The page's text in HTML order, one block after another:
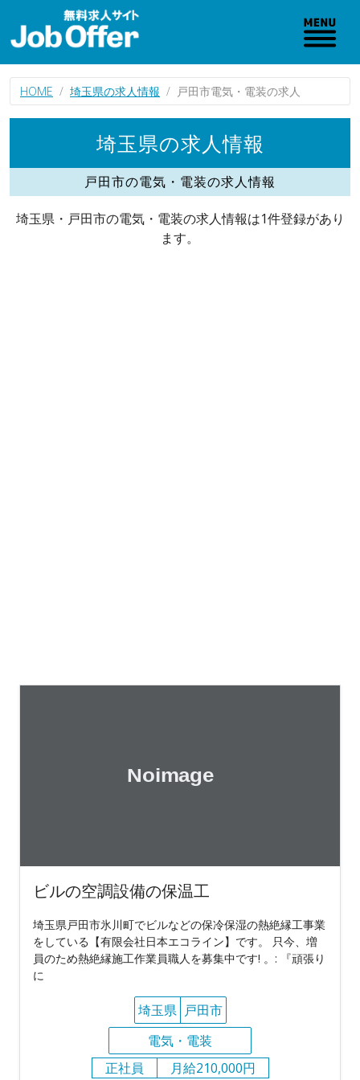
HOME 埼玉県の求人情報 戸田市電気・電装の求人
埼玉県の求人情報
戸田市の電気・電装の求人情報
埼玉県・戸田市の電気・電装の求人情報は1件登録があり
ます。
ビルの空調設備の保温工
埼玉県戸田市氷川町でビルなどの保冷保湿の熱絶縁工事業
をしている【有限会社日本エコライン】です。 只今、増
員のため熱絶縁施工作業員職人を募集中です! 。: 『頑張り
に
埼玉県 戸田市
電気・電装
正社員
月給210,000円